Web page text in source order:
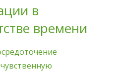
в
времени